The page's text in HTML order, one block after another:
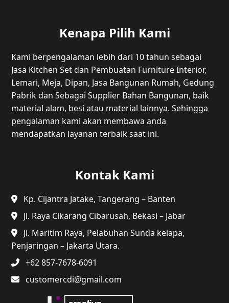
Kenapa Pilih Kami
Kami berpengalaman lebih dari 10 tahun sebagai
Jasa Kitchen Set dan Pembuatan Furniture Interior,
Lemari, Meja, Dipan, Jasa Bangunan Rumah, Gedung
Pabrik dan Sebagai Supplier Bahan Bangunan, baik
material alam, besi atau material lainnya. Sehingga
pengalaman kami akan membawa anda
mendapatkan layanan terbaik saat ini.
Kontak Kami
Kp. Cijantra Jatake, Tangerang – Banten
Jl. Raya Cikarang Cibarusah, Bekasi – Jabar
Jl. Maritim Raya, Pelabuhan Sunda kelapa,
Penjaringan – Jakarta Utara.
+62 857-7678-6091
customercdi@gmail.com